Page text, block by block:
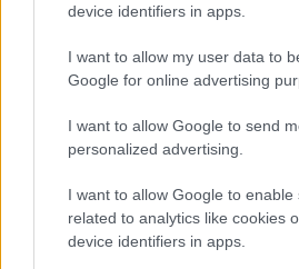
device identifiers in apps.
I want to allow my user data to
Google for online advertising
I want to allow Google to send
personalized advertising.
I want to allow Google to enable
related to analytics like cookies
device identifiers in apps.
Η υφυπουργός πρόσθεσε
αποδεικνύει έμπρακτα τη
ελληνικής οικογένειας και
περισσότερο των μεγάλων
μέσω της προώθησης της
φύλων, της εναρμόνισης
επαγγελματικής ζωής, της
προστασίας της θέσης
νέους γονείς.